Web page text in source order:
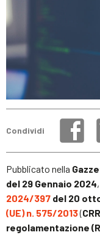
Condividi
Pubblicato nella
del 29 Gennaio 2024
2024/397 del 20
(UE) n. 575/2013(CRR
regolamentazione